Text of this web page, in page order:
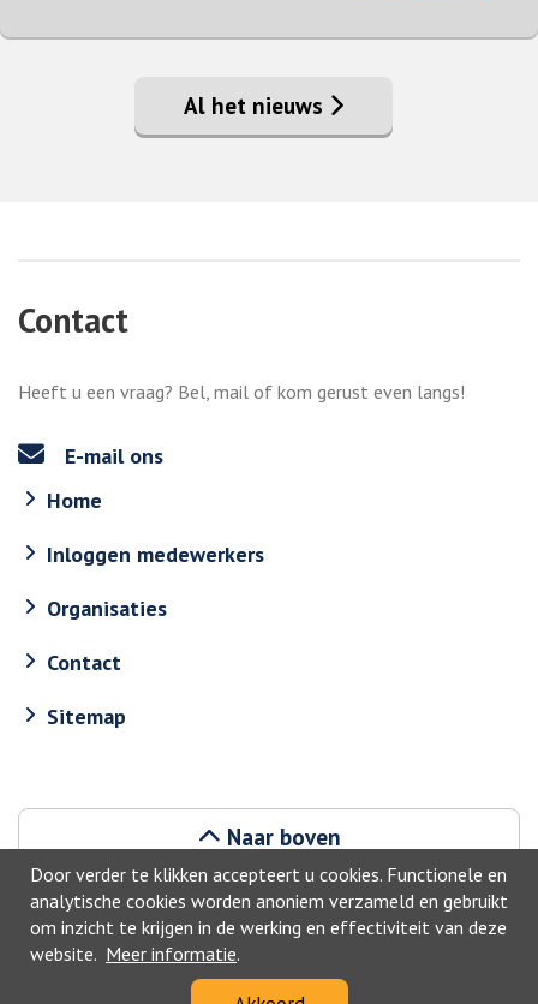
Door verder te klikken accepteert u cookies. Functionele en
analytische cookies worden anoniem verzameld en gebruikt
om inzicht te krijgen in de werking en effectiviteit van deze
website. Meer informatie.
Al het nieuws
Contact
Heeft u een vraag? Bel, mail of kom gerust even langs!
E-mail ons
Home
Inloggen medewerkers
Organisaties
Contact
Sitemap
Naar boven
©2026, Geldrop-Mierlo